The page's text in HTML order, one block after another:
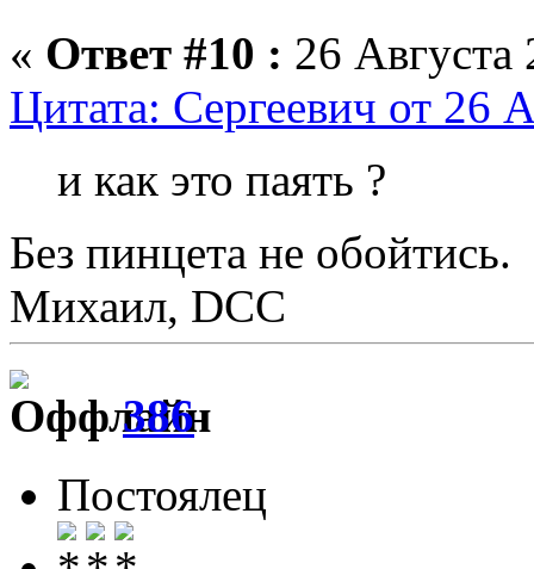
« Ответ #10 : 26 Августа
Цитата: Сергеевич от 26
и как это паять ?
Без пинцета не обойтись.
Михаил, DCC
386
Постоялец